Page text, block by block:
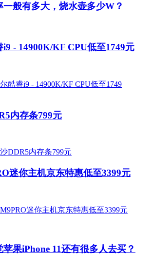
一般有多大，烧水壶多少W？
i9 - 14900K/KF CPU低至1749元
内存条799元
迷你主机京东特惠低至3399元
苹果iPhone 11还有很多人去买？